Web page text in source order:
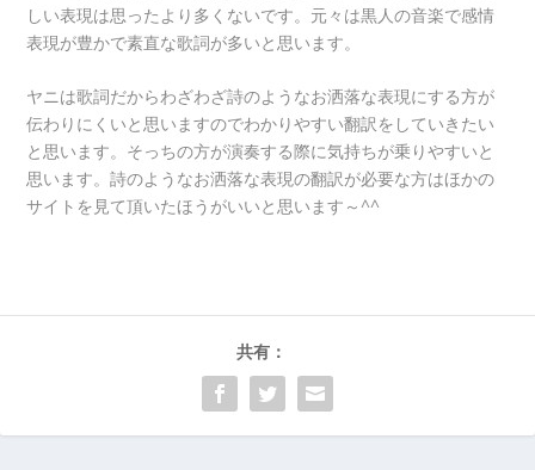
しい表現は思ったより多くないです。元々は黒人の音楽で感情
表現が豊かで素直な歌詞が多いと思います。
ヤニは歌詞だからわざわざ詩のようなお洒落な表現にする方が
伝わりにくいと思いますのでわかりやすい翻訳をしていきたい
と思います。そっちの方が演奏する際に気持ちが乗りやすいと
思います。詩のようなお洒落な表現の翻訳が必要な方はほかの
サイトを見て頂いたほうがいいと思います～^^
共有：